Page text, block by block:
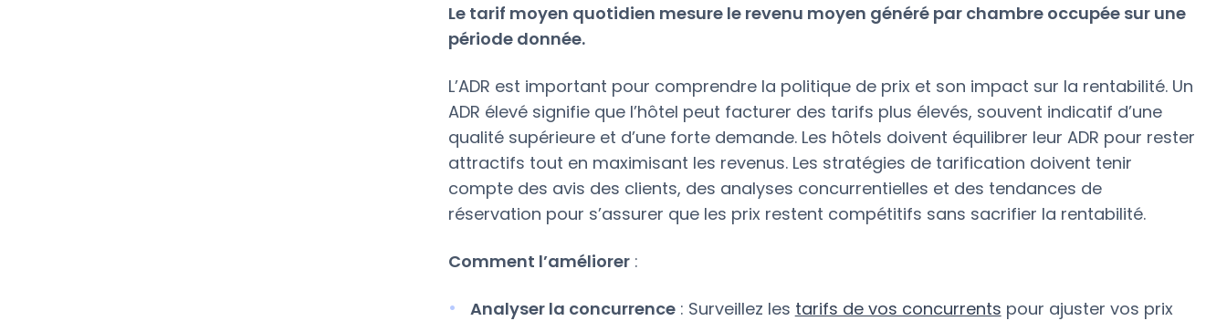
Le tarif moyen quotidien mesure le revenu moyen généré par chambre occupée sur une
période donnée.
L’ADR est important pour comprendre la politique de prix et son impact sur la rentabilité. Un
ADR élevé signifie que l’hôtel peut facturer des tarifs plus élevés, souvent indicatif d’une
qualité supérieure et d’une forte demande. Les hôtels doivent équilibrer leur ADR pour rester
attractifs tout en maximisant les revenus. Les stratégies de tarification doivent tenir
compte des avis des clients, des analyses concurrentielles et des tendances de
réservation pour s’assurer que les prix restent compétitifs sans sacrifier la rentabilité.
Comment l’améliorer:
Analyser la concurrence: Surveillez les tarifs de vos concurrents pour ajuster vos prix